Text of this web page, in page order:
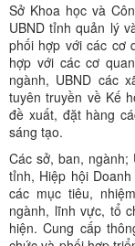
Sở Khoa học và
UBND tỉnh quản lý
phối hợp với các cơ
hợp với các cơ
ngành, UBND các
tuyên truyền về Kế
đề xuất, đặt hàng
sáng tạo.
Các sở, ban,
tỉnh, Hiệp hội
các mục tiêu,
ngành, lĩnh vực, tổ
hiện. Cung cấp